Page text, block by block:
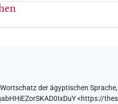
der ägyptischen Sprache
<https://